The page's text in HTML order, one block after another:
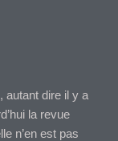
autant dire il y a
la revue
n’en est pas